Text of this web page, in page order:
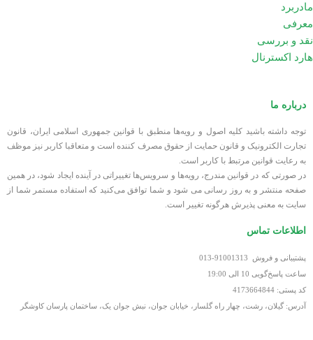
مادربرد
معرفی
نقد و بررسی
هارد اکسترنال
درباره ما
توجه داشته باشید کلیه اصول و رویه‏‌ها منطبق با قوانین جمهوری اسلامی ایران، قانون
تجارت الکترونیک و قانون حمایت از حقوق مصرف کننده است و متعاقبا کاربر نیز موظف
به رعایت قوانین مرتبط با کاربر است.
در صورتی که در قوانین مندرج، رویه‏‌ها و سرویس‏‌ها تغییراتی در آینده ایجاد شود، در همین
صفحه منتشر و به روز رسانی می شود و شما توافق می‏‌کنید که استفاده مستمر شما از
سایت به معنی پذیرش هرگونه تغییر است.
اطلاعات تماس
پشتیبانی و فروش 91001313-013
ساعت پاسخ‌گویی 10 الی 19:00
کد پستی: 4173664844
آدرس: گیلان، رشت، چهار راه گلسار، خیابان جوان، نبش جوان یک، ساختمان پارسان کاوشگر